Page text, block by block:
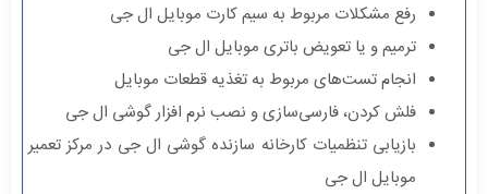
رفع مشکلات مربوط به سیم کارت موبایل ال جی
ترمیم و یا تعویض باتری موبایل ال جی
انجام تست‌های مربوط به تغذیه قطعات موبایل
فلش کردن، فارسی‌سازی و نصب نرم افزار گوشی ال جی
بازیابی تنظمیات کارخانه سازنده گوشی ال جی در مرکز تعمیر
موبایل ال جی